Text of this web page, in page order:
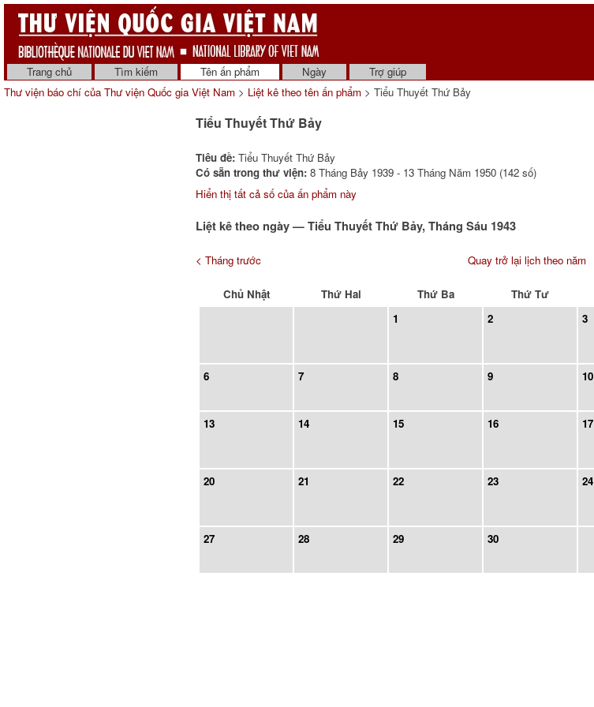
Trang chủ Tìm kiếm Tên ấn phẩm Ngày
Trợ giúp
Thư viện báo chí của Thư viện Quốc gia Việt Nam > Liệt kê theo tên ấn phẩm > Tiểu Thuyết Thứ Bảy
Tiểu Thuyết Thứ Bảy
Tiêu đề: Tiểu Thuyết Thứ Bảy
Có sẵn trong thư viện: 8 Tháng Bảy 1939 - 13 Tháng Năm 1950 (142 số)
Hiển thị tất cả số của ấn phẩm này
Liệt kê theo ngày — Tiểu Thuyết Thứ Bảy, Tháng Sáu 1943
< Tháng trước Quay trở lại lịch theo năm
Chủ Nhật Thứ Hai Thứ Ba Thứ Tư
1
2 3
6 7 8 9 10
13 14 15 16 17
20 21 22 23 24
27 28 29 30